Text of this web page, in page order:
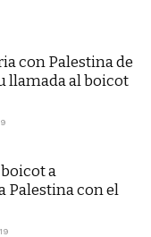
con Palestina de
llamada al boicot
a
Palestina con el